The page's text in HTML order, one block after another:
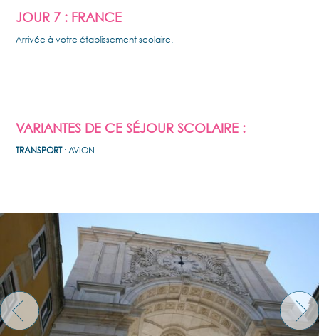
JOUR 7 : FRANCE
Arrivée à votre établissement scolaire.
VARIANTES DE CE SÉJOUR SCOLAIRE :
TRANSPORT: AVION